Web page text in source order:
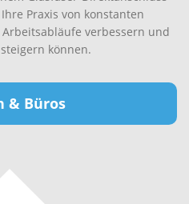
Praxis von konstanten
verbessern und
können.
& Büros